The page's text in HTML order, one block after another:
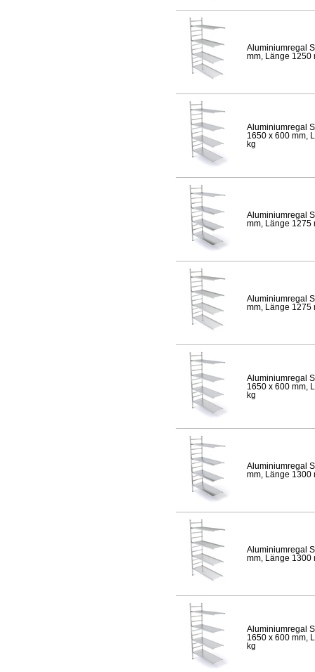
Aluminiumregal
mm, Länge 1250
Aluminiumregal
1650 x 600 mm,
kg
Aluminiumregal
mm, Länge 1275
Aluminiumregal
mm, Länge 1275
Aluminiumregal
1650 x 600 mm,
kg
Aluminiumregal
mm, Länge 1300
Aluminiumregal
mm, Länge 1300
Aluminiumregal
1650 x 600 mm,
kg